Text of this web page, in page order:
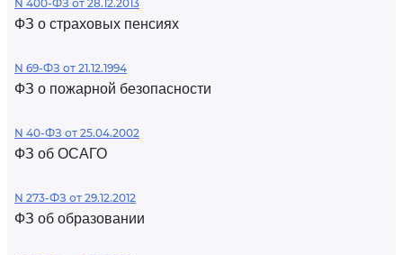
N 400-ФЗ от 28.12.2013
ФЗ о страховых пенсиях
N 69-ФЗ от 21.12.1994
ФЗ о пожарной безопасности
N 40-ФЗ от 25.04.2002
ФЗ об ОСАГО
N 273-ФЗ от 29.12.2012
ФЗ об образовании